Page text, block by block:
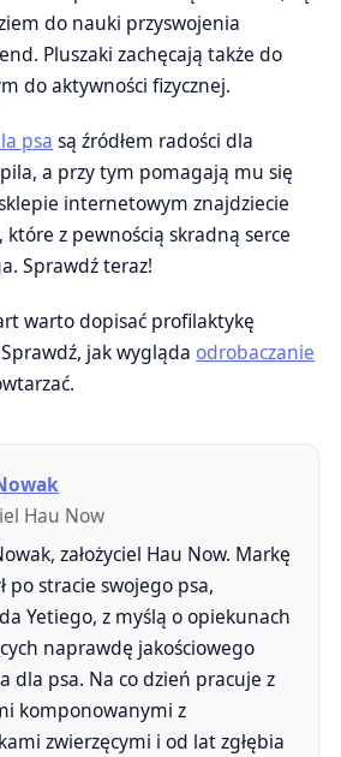
do nauki przyswojenia
Pluszaki zachęcają także do
do aktywności fizycznej.
psa są źródłem radości dla
a przy tym pomagają mu się
internetowym znajdziecie
z pewnością skradną serce
Sprawdź teraz!
warto dopisać profilaktykę
jak wygląda odrobaczanie
Hau Now
założyciel Hau Now. Markę
po stracie swojego psa,
Yetiego, z myślą o opiekunach
naprawdę jakościowego
dla psa. Na co dzień pracuje z
komponowanymi z
zwierzęcymi i od lat zgłębia